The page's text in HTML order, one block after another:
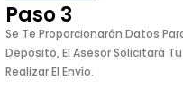
Paso 3
Se Te Proporcionarán Datos
Depósito, El Asesor Solicitará
Realizar El Envío.